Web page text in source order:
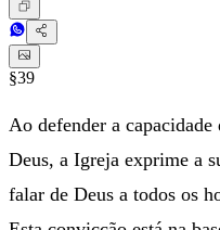
§39
Ao defender a capacidade
Deus, a Igreja exprime a
falar de Deus a todos os